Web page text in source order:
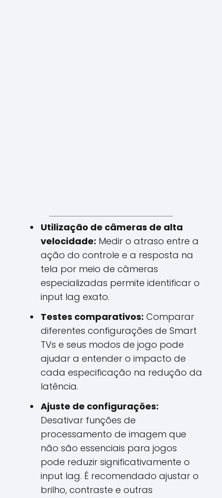
Utilização de câmeras de alta
velocidade: Medir o atraso entre a
ação do controle e a resposta na
tela por meio de câmeras
especializadas permite identificar o
input lag exato.
Testes comparativos: Comparar
diferentes configurações de Smart
TVs e seus modos de jogo pode
ajudar a entender o impacto de
cada especificação na redução da
latência.
Ajuste de configurações:
Desativar funções de
processamento de imagem que
não são essenciais para jogos
pode reduzir significativamente o
input lag. É recomendado ajustar o
brilho, contraste e outras